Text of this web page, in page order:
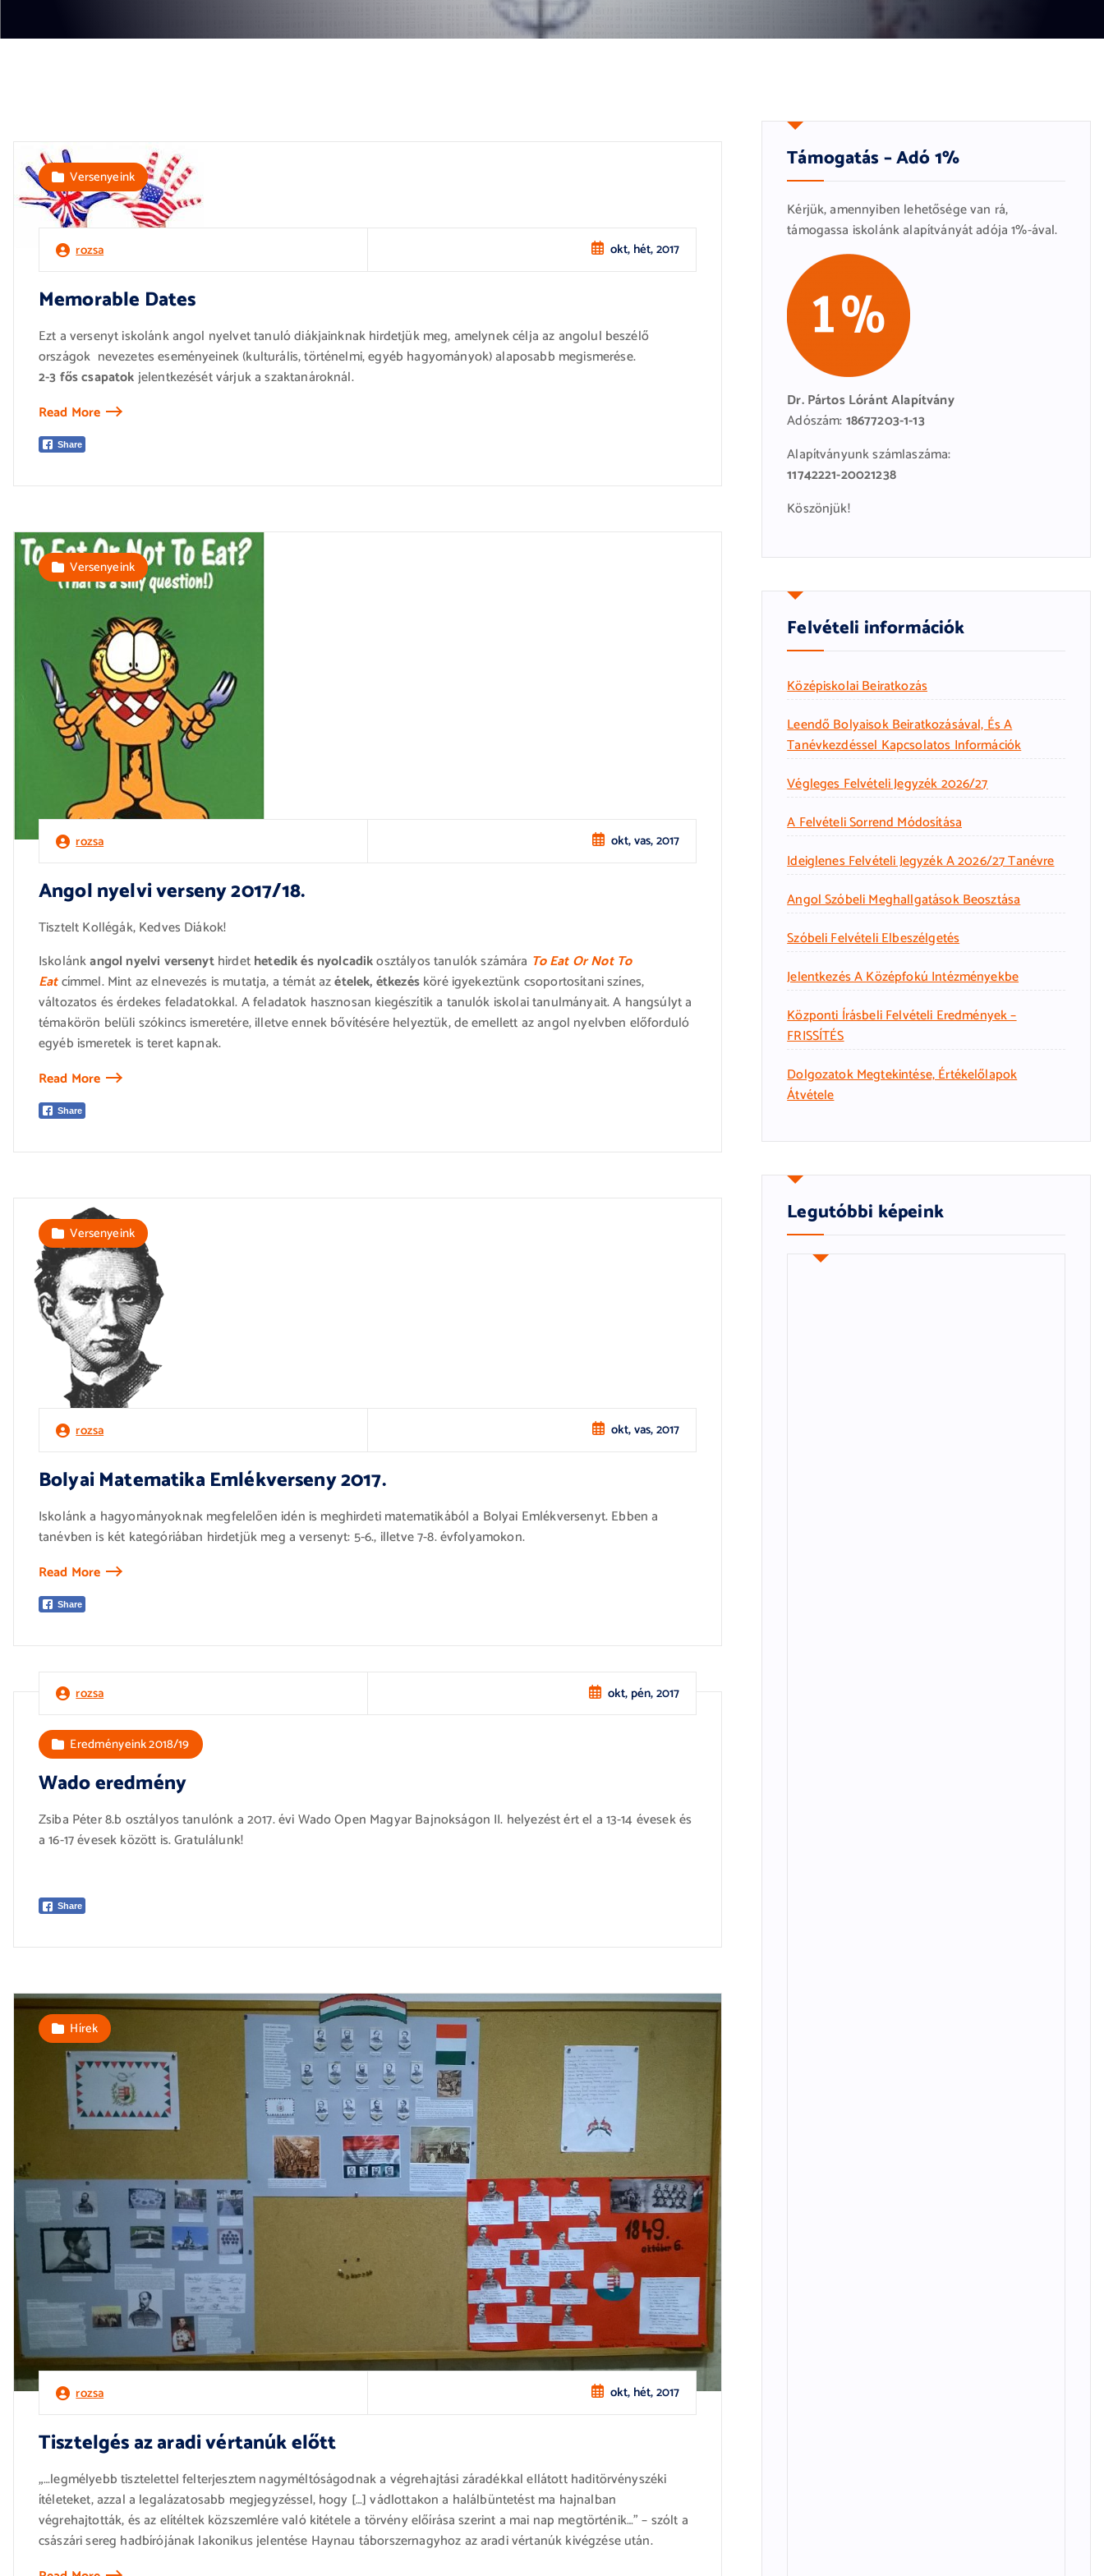
rozsa okt, hét, 2017
Versenyeink
Memorable Dates
Ezt a versenyt iskolánk angol nyelvet tanuló diákjainknak hirdetjük meg, amelynek célja az angolul beszélő
országok nevezetes eseményeinek (kulturális, történelmi, egyéb hagyományok) alaposabb megismerése.
2-3 fős csapatokjelentkezését várjuk a szaktanároknál.
Read More
Share
rozsa okt, vas, 2017
Versenyeink
Angol nyelvi verseny 2017/18.
Tisztelt Kollégák, Kedves Diákok!
Iskolánkangol nyelvi versenythirdethetedik és nyolcadikosztályos tanulók számára To Eat Or Not To
Eatcímmel. Mint az elnevezés is mutatja, a témát azételek, étkezésköré igyekeztünk csoportosítani színes,
változatos és érdekes feladatokkal. A feladatok hasznosan kiegészítik a tanulók iskolai tanulmányait. A hangsúlyt a
témakörön belüli szókincs ismeretére, illetve ennek bővítésére helyeztük, de emellett az angol nyelvben előforduló
egyéb ismeretek is teret kapnak.
Read More
Share
rozsa okt, vas, 2017
Versenyeink
Bolyai Matematika Emlékverseny 2017.
Iskolánk a hagyományoknak megfelelően idén is meghirdeti matematikából a Bolyai Emlékversenyt. Ebben a
tanévben is két kategóriában hirdetjük meg a versenyt: 5-6., illetve 7-8. évfolyamokon.
Read More
Share
rozsa okt, pén, 2017
Eredményeink 2018/19
Wado eredmény
Zsiba Péter 8.b osztályos tanulónk a 2017. évi Wado Open Magyar Bajnokságon II. helyezést ért el a 13-14 évesek és
a 16-17 évesek között is. Gratulálunk!
Share
rozsa okt, hét, 2017
Hírek
Tisztelgés az aradi vértanúk előtt
„…legmélyebb tisztelettel felterjesztem nagyméltóságodnak a végrehajtási záradékkal ellátott haditörvényszéki
ítéleteket, azzal a legalázatosabb megjegyzéssel, hogy […] vádlottakon a halálbüntetést ma hajnalban
végrehajtották, és az elítéltek közszemlére való kitétele a törvény előírása szerint a mai nap megtörténik…” – szólt a
császári sereg hadbírójának lakonikus jelentése Haynau táborszernagyhoz az aradi vértanúk kivégzése után.
Támogatás – Adó 1%
Kérjük, amennyiben lehetősége van rá,
támogassa iskolánk alapítványát adója 1%-ával.
Dr. Pártos Lóránt Alapítvány
Adószám:18677203-1-13
Alapítványunk számlaszáma:
11742221-20021238
Köszönjük!
Felvételi információk
Középiskolai Beiratkozás
Leendő Bolyaisok Beiratkozásával, És A
Tanévkezdéssel Kapcsolatos Információk
Végleges Felvételi Jegyzék 2026/27
A Felvételi Sorrend Módosítása
Ideiglenes Felvételi Jegyzék A 2026/27 Tanévre
Angol Szóbeli Meghallgatások Beosztása
Szóbeli Felvételi Elbeszélgetés
Jelentkezés A Középfokú Intézményekbe
Központi Írásbeli Felvételi Eredmények –
FRISSÍTÉS
Dolgozatok Megtekintése, Értékelőlapok
Átvétele
Legutóbbi képeink